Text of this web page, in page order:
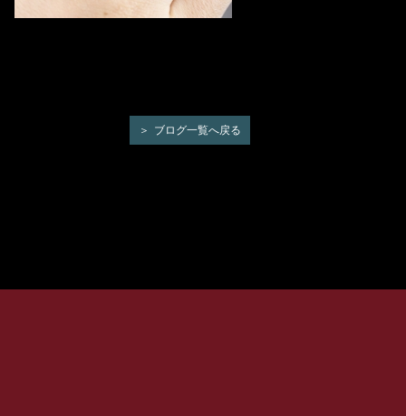
ブログ一覧へ戻る